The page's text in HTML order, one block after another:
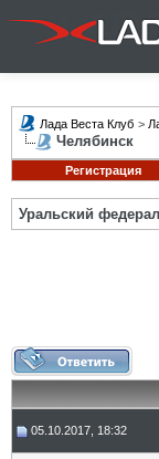
Лада Веста Клуб >
Челябинск
Регистрация
Уральский
05.10.2017, 18:32